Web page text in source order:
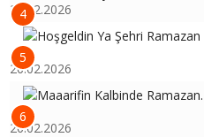
4
26.02.2026
5
26.02.2026
6
26.02.2026